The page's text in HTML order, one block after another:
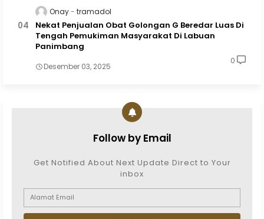
Onay tramadol
Nekat Penjualan Obat Golongan G Beredar Luas Di
Tengah Pemukiman Masyarakat Di Labuan
Panimbang
Desember 03, 2025
0
Follow by Email
Get Notified About Next Update Direct to Your
inbox